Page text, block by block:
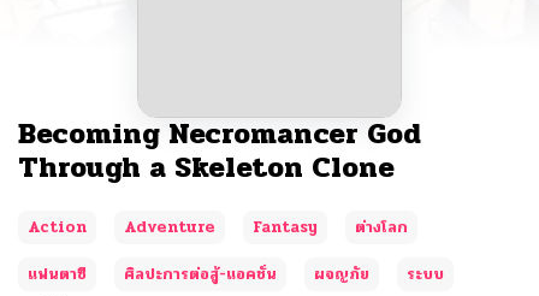
Becoming Necromancer God
Through a Skeleton Clone
Action Adventure Fantasy
ต่างโลก
แฟนตาซี
ศิลปะการต่อสู้-แอคชั่น ผจญภัย
ระบบ